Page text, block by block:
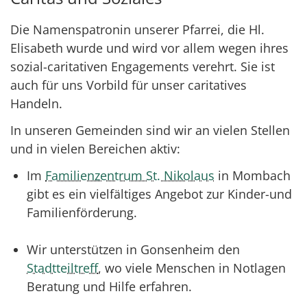
Die Namenspatronin unserer Pfarrei, die Hl.
Elisabeth wurde und wird vor allem wegen ihres
sozial-caritativen Engagements verehrt. Sie ist
auch für uns Vorbild für unser caritatives
Handeln.
In unseren Gemeinden sind wir an vielen Stellen
und in vielen Bereichen aktiv:
Im Familienzentrum St. Nikolaus in Mombach
gibt es ein vielfältiges Angebot zur Kinder-und
Familienförderung.
Wir unterstützen in Gonsenheim den
Stadtteiltreff, wo viele Menschen in Notlagen
Beratung und Hilfe erfahren.